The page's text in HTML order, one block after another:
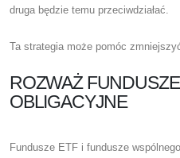
druga będzie temu przeciwdziałać.
Ta strategia może pomóc
ROZWAŻ
OBLIGACYJNE
Fundusze ETF i fundusze